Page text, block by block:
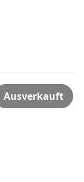
Ausverkauft